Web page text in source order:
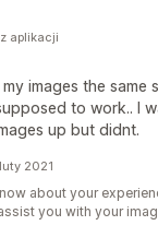
images the same
to work.. I
up but didnt.
aplikacji
2021
about your
you with your